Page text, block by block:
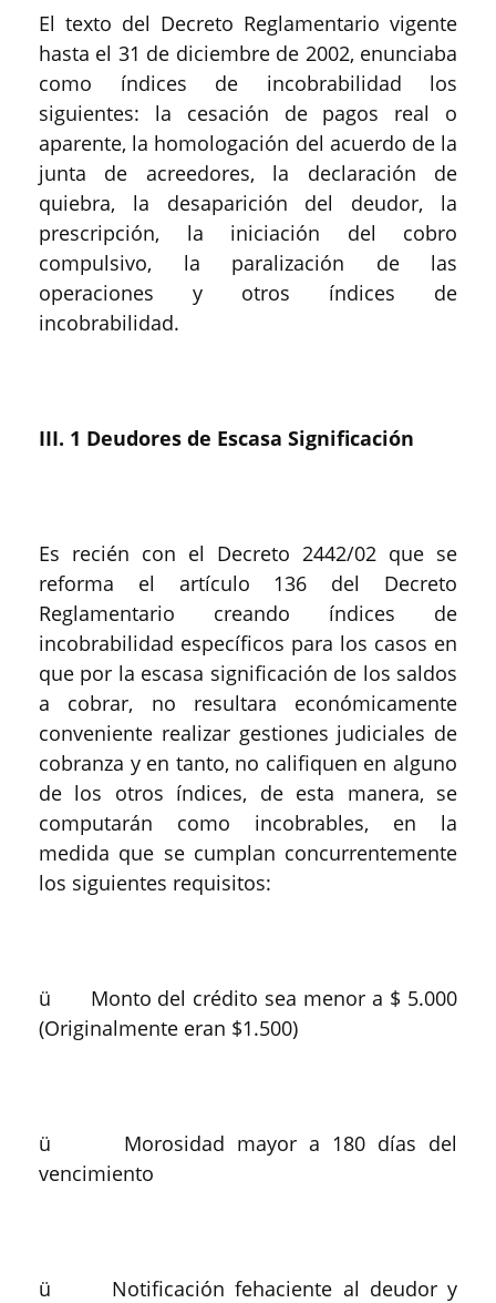
El texto del Decreto Reglamentario vigente
hasta el 31 de diciembre de 2002, enunciaba
como índices de incobrabilidad los
siguientes: la cesación de pagos real o
aparente, la homologación del acuerdo de la
junta de acreedores, la declaración de
quiebra, la desaparición del deudor, la
prescripción, la iniciación del cobro
compulsivo, la paralización de las
operaciones y otros índices de
incobrabilidad.
III. 1 Deudores de Escasa Significación
Es recién con el Decreto 2442/02 que se
reforma el artículo 136 del Decreto
Reglamentario creando índices de
incobrabilidad específicos para los casos en
que por la escasa significación de los saldos
a cobrar, no resultara económicamente
conveniente realizar gestiones judiciales de
cobranza y en tanto, no califiquen en alguno
de los otros índices, de esta manera, se
computarán como incobrables, en la
medida que se cumplan concurrentemente
los siguientes requisitos:
ü Monto del crédito sea menor a $ 5.000
(Originalmente eran $1.500)
ü Morosidad mayor a 180 días del
vencimiento
ü Notificación fehaciente al deudor y